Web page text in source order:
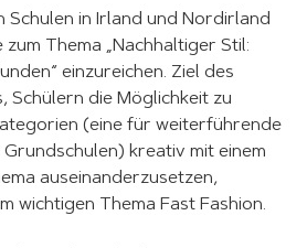
Schulen in Irland und Nordirland
Thema „Nachhaltiger Stil:
einzureichen. Ziel des
Schülern die Möglichkeit zu
(eine für weiterführende
kreativ mit einem
auseinanderzusetzen,
wichtigen Thema Fast Fashion.